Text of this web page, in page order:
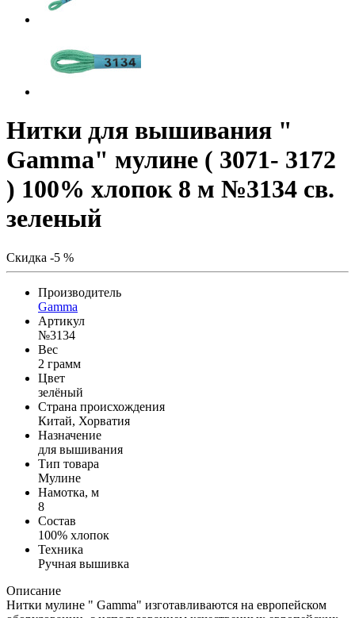
Нитки для вышивания "
Gamma" мулине ( 3071- 3172
) 100% хлопок 8 м №3134 св.
зеленый
Скидка -5 %
Производитель
Gamma
Артикул
№3134
Вес
2 грамм
Цвет
зелёный
Страна происхождения
Китай, Хорватия
Назначение
для вышивания
Тип товара
Мулине
Намотка, м
8
Состав
100% хлопок
Техника
Ручная вышивка
Описание
Нитки мулине " Gamma" изготавливаются на европейском